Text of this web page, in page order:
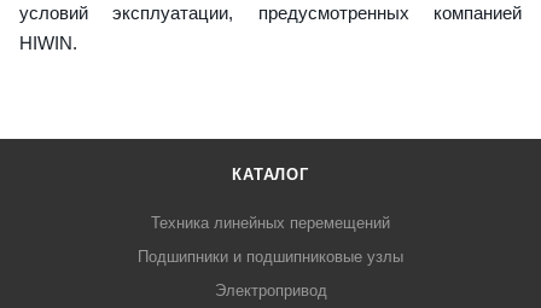
условий эксплуатации, предусмотренных компанией
HIWIN.
КАТАЛОГ
Техника линейных перемещений
Подшипники и подшипниковые узлы
Электропривод